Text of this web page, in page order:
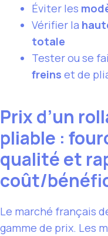
Éviter les
Vérifier la
totale
Tester ou se
freins et de
Prix d’un
pliable :
qualité et
coût/
Le marché français
gamme de prix. Les